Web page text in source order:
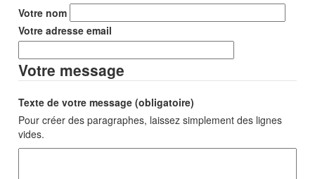
Votre nom
Votre adresse email
Votre message
Texte de votre message (obligatoire)
Pour créer des paragraphes, laissez simplement des lignes
vides.